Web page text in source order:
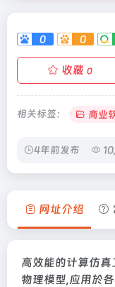
0 0
收藏 0
相关标签： 商业
4年前发布
网址介绍
高效能的计算仿
物理模型,应用於